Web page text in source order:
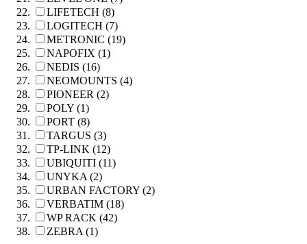
LIFETECH (8)
LOGITECH (7)
METRONIC (19)
NAPOFIX (1)
NEDIS (16)
NEOMOUNTS (4)
PIONEER (2)
POLY (1)
PORT (8)
TARGUS (3)
TP-LINK (12)
UBIQUITI (11)
UNYKA (2)
URBAN FACTORY (2)
VERBATIM (18)
WP RACK (42)
ZEBRA (1)